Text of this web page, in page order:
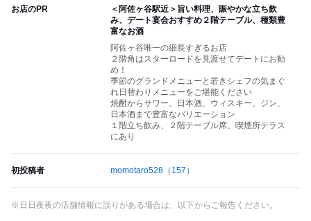
お店のPR
＜阿佐ヶ谷駅近＞旨い料理、賑やかな立ち飲
み、デート宴会おすすめ２階テーブル、種類豊
富なお酒
阿佐ヶ谷唯一の細長すぎるお店
２階角はスターロードを見渡せてデートにお勧
め！
季節のグランドメニューと若きシェフの気まぐ
れ日替わりメニューをご堪能ください
焼酎からサワー、日本酒、ウィスキー、ジン、
日本酒まで豊富なバリエーション
１階立ち飲み、２階テーブル席、喫煙所テラス
にあり
初投稿者 momotaro528 （157）
※日日夜夜の店舗情報に誤りがある場合は、以下からご報告ください。